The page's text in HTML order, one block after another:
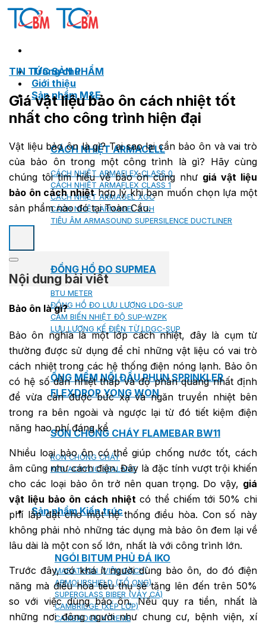
Skip
Trang chủ
Giới thiệu
Sản phẩm M&E
CÁCH NHIỆT ARMACELL
CÁCH NHIỆT ARMAFLEX CLASS 0
CÁCH NHIỆT ARMAFLEX CLASS 1
CÁCH NHIỆT ARMAGEL XGC
CÁCH NHIỆT ARMAGEL XGH
TIÊU ÂM ARMASOUND SUPERSILENCE DUCTLINER
ĐỒNG HỒ ĐO SUPMEA
BTU METER
ĐỒNG HỒ ĐO LƯU LƯỢNG LDG-SUP
CẢM BIẾN NHIỆT ĐỘ SUP-WZPK
LƯU LƯỢNG KẾ ĐIỆN TỪ LDGC-SUP
ỐNG MỀM NỐI ĐẦU PHUN SPRINKLER
FLEXDROP YONG WON
SƠN CHỐNG CHÁY FLAMEBAR BW11
RON CHỐNG CHÁY
KEO ACRYLIC SEALANT
Sản phẩm Kiến trúc
NGÓI BITUM PHỦ ĐÁ IKO
MARATHON (VIÊN GẠCH)
ARMOURSHIELD (TỔ ONG)
SUPERGLASS BIBER (VẢY CÁ)
CAMBRIDGE (XẾP LỚP)
CAMBRIDGE XTREME
TIN TỨC SẢN PHẨM
Giá vật liệu bảo ôn cách nhiệt tốt
nhất cho công trình hiện đại
Vật liệu bảo ôn là gì? Tại sao lại cần bảo ôn và vai trò
của bảo ôn trong một công trình là gì? Hãy cùng
chúng tôi tìm hiểu về bảo ôn cũng như giá vật liệu
bảo ôn cách nhiệthợp lý khi bạn muốn chọn lựa một
sản phẩm nào đó tại Toàn Cầu.
Nội dung bài viết
Bảo ôn là gì?
Bảo ôn nghĩa là một lớp cách nhiệt, đây là cụm từ
thường được sử dụng để chỉ những vật liệu có vai trò
cách nhiệt trong các hệ thống điện nóng lạnh. Bảo ôn
có hệ số dẫn nhiệt thấp và độ phản quang nhất định
để vừa cản được bức xạ và ngăn truyền nhiệt bên
trong ra bên ngoài và ngược lại từ đó tiết kiệm điện
năng hao phí đáng kể
Nhiều loại bảo ôn có thể giúp chống nước tốt, cách
âm cũng như cách điện. Đây là đặc tính vượt trội khiến
cho các loại bảo ôn trở nên quan trọng. Do vậy, giá
vật liệu bảo ôn cách nhiệtcó thể chiếm tới 50% chi
phí lắp đặt cho một hệ thống điều hòa. Con số này
không phải nhỏ những tác dụng mà bảo ôn đem lại về
lâu dài là một con số lớn, nhất là với công trình lớn.
Trước đây, có khá ít người dùng bảo ôn, do đó điện
năng mà điều hòa tiêu thụ sẽ tăng lên đến trên 50%
so với việc dùng bảo ôn. Nếu quy ra tiền, nhất là
những nơi đông người như chung cư, bệnh viện, xí